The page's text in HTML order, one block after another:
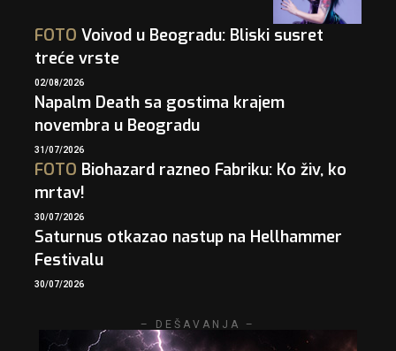
FOTO Voivod u Beogradu: Bliski susret
treće vrste
02/08/2026
Napalm Death sa gostima krajem
novembra u Beogradu
31/07/2026
FOTO Biohazard razneo Fabriku: Ko živ, ko
mrtav!
30/07/2026
Saturnus otkazao nastup na Hellhammer
Festivalu
30/07/2026
– DEŠAVANJA –